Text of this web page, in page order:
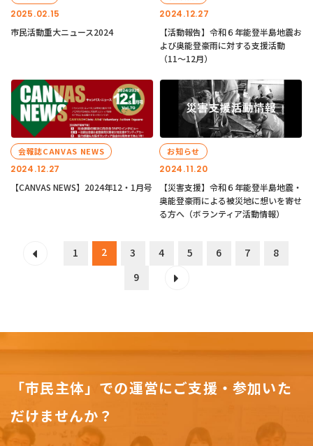
2025.02.15
市民活動重大ニュース2024
2024.12.27
【活動報告】令和６年能登半島地震お
よび奥能登豪雨に対する支援活動
（11〜12月）
2024.12.27
会報誌CANVAS NEWS
【CANVAS NEWS】2024年12・1月号
2024.11.20
お知らせ
【災害支援】令和６年能登半島地震・
奥能登豪雨による被災地に想いを寄せ
る方へ（ボランティア活動情報）
1 2 3 4 5 6 7
8
9
「市民主体」での運営にご支援・参加いた
だけませんか？